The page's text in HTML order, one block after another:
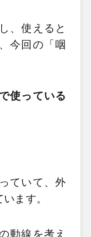
、使えると
今回の「咽
使っている
ていて、外
ます。
動線を考え